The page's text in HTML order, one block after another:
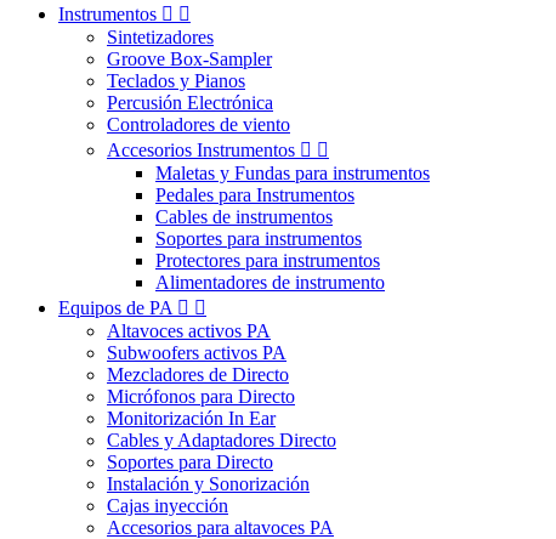
Instrumentos  
Sintetizadores
Groove Box-Sampler
Teclados y Pianos
Percusión Electrónica
Controladores de viento
Accesorios Instrumentos  
Maletas y Fundas para instrumentos
Pedales para Instrumentos
Cables de instrumentos
Soportes para instrumentos
Protectores para instrumentos
Alimentadores de instrumento
Equipos de PA  
Altavoces activos PA
Subwoofers activos PA
Mezcladores de Directo
Micrófonos para Directo
Monitorización In Ear
Cables y Adaptadores Directo
Soportes para Directo
Instalación y Sonorización
Cajas inyección
Accesorios para altavoces PA